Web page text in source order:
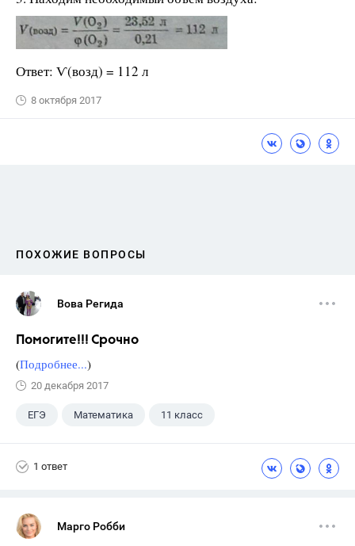
Ответ: Ѵ(возд) = 112 л
8 октября 2017
ПОХОЖИЕ ВОПРОСЫ
Вова Регида
Помогите!!! Срочно
(Подробнее...)
20 декабря 2017
ЕГЭ Математика 11 класс
1 ответ
Марго Робби